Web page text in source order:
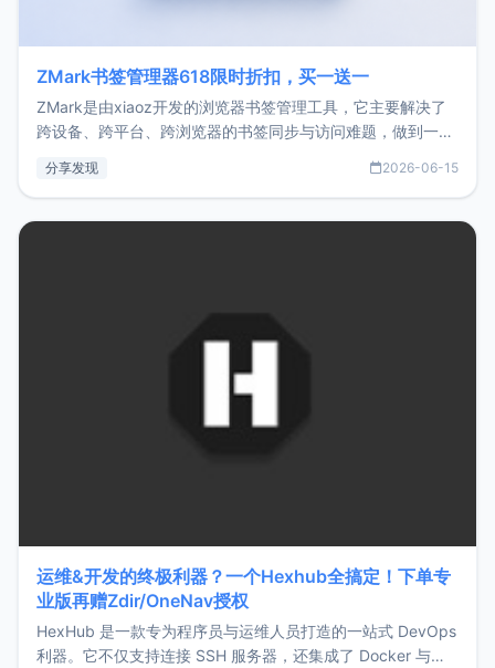
ZMark书签管理器618限时折扣，买一送一
ZMark是由xiaoz开发的浏览器书签管理工具，它主要解决了
跨设备、跨平台、跨浏览器的书签同步与访问难题，做到一处
用，让管理更高效。ZMark官网地址：
分享发现 2026-06-15
运维&开发的终极利器？一个Hexhub全搞定！下单专
业版再赠Zdir/OneNav授权
HexHub 是一款专为程序员与运维人员打造的一站式 DevOps
利器。它不仅支持连接 SSH 服务器，还集成了 Docker 与常